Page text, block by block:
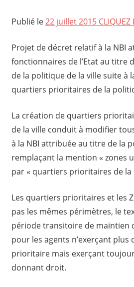
Publié le22 juillet 2015 CLIQUEZ
Projet de décret relatif à la NBI
fonctionnaires de l’Etat au titre
de la politique de la ville suite à
quartiers prioritaires de la
La création de quartiers
de la ville conduit à modifier
à la NBI attribuée au titre de la
remplaçant la mention « zones
par « quartiers prioritaires de la
Les quartiers prioritaires et les
pas les mêmes périmètres, le
période transitoire de maintien
pour les agents n’exerçant
prioritaire mais exerçant
donnant droit.